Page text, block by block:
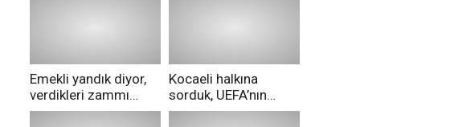
Emekli yandık diyor,
verdikleri zammı
pazarda geri aldılar!
Kocaeli halkına
sorduk, UEFA’nın
Merih Demiral kararı